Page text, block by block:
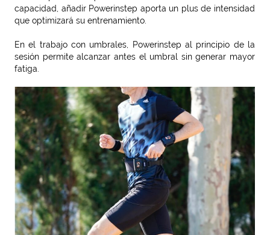
capacidad, añadir Powerinstep aporta un plus de intensidad
que optimizará su entrenamiento.
En el trabajo con umbrales, Powerinstep al principio de la
sesión permite alcanzar antes el umbral sin generar mayor
fatiga.